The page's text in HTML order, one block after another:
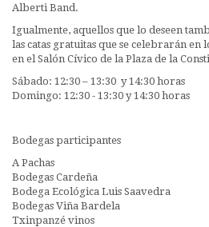
Alberti Band.
Igualmente, aquellos que lo deseen
las catas gratuitas que se celebrarán en
en el Salón Cívico de la Plaza de la
Sábado: 12:30 – 13:30 y 14:30 horas
Domingo: 12:30 - 13:30 y 14:30 horas
Bodegas participantes
A Pachas
Bodegas Cardeña
Bodega Ecológica Luis Saavedra
Bodegas Viña Bardela
Txinpanzé vinos